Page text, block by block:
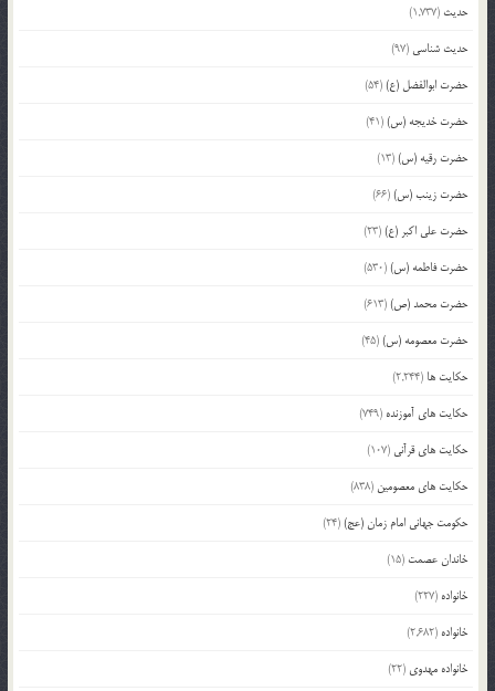
حدیث (1,737)
حدیث شناسی (97)
حضرت ابوالفضل (ع)(54)
حضرت خدیجه (س)(41)
حضرت رقیه (س)(13)
حضرت زینب (س)(66)
حضرت علی اکبر (ع)(23)
حضرت فاطمه (س)(530)
حضرت محمد (ص)(613)
حضرت معصومه (س)(45)
حکایت ها (2,244)
حکایت های آموزنده (749)
حکایت های قرآنی (107)
حکایت های معصومین (838)
حکومت جهانی امام زمان (عج)(24)
خاندان عصمت (15)
خانواده (227)
خانواده (2,682)
خانواده مهدوی (22)